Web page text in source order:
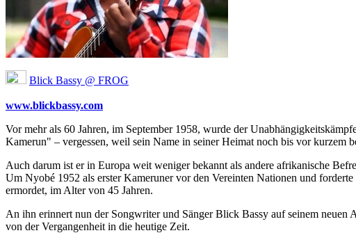
Blick Bassy @ FROG
www.blickbassy.com
Vor mehr als 60 Jahren, im September 1958, wurde der
Kamerun" – vergessen, weil sein Name in seiner Heimat noch bis vor
Auch darum ist er in Europa weit weniger bekannt als andere afrikanische
Um Nyobé 1952 als erster Kameruner vor den Vereinten Nationen und
ermordet, im Alter von 45 Jahren.
An ihn erinnert nun der Songwriter und Sänger Blick Bassy auf seinem
von der Vergangenheit in die heutige Zeit.